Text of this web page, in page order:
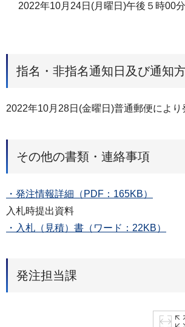
2022年10月24日(月曜日)午後５時00
指名・非指名通知日及び通知
2022年10月28日(金曜日)普通郵便により
その他の書類・連絡事項
・発注情報詳細（PDF：165KB）
入札時提出資料
・入札（見積）書（ワード：22KB）
発注担当課